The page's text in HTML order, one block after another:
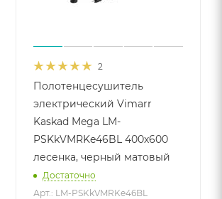
2
Полотенцесушитель
электрический Vimarr
Kaskad Mega LM-
PSKkVMRKe46BL 400х600
лесенка, черный матовый
Достаточно
Арт.: LM-PSKkVMRKe46BL